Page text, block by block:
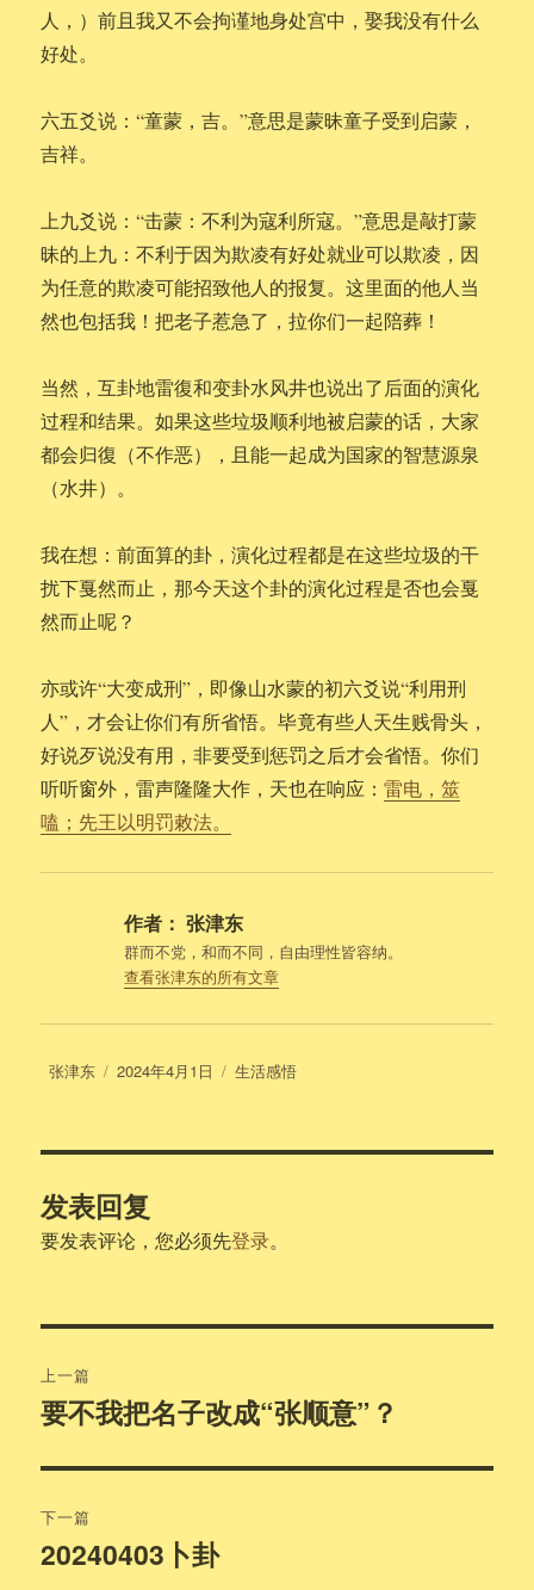
人，）前且我又不会拘谨地身处宫中，娶我没有什么
好处。
六五爻说：“童蒙，吉。”意思是蒙昧童子受到启蒙，
吉祥。
上九爻说：“击蒙：不利为寇利所寇。”意思是敲打蒙
昧的上九：不利于因为欺凌有好处就业可以欺凌，因
为任意的欺凌可能招致他人的报复。这里面的他人当
然也包括我！把老子惹急了，拉你们一起陪葬！
当然，互卦地雷復和变卦水风井也说出了后面的演化
过程和结果。如果这些垃圾顺利地被启蒙的话，大家
都会归復（不作恶），且能一起成为国家的智慧源泉
（水井）。
我在想：前面算的卦，演化过程都是在这些垃圾的干
扰下戛然而止，那今天这个卦的演化过程是否也会戛
然而止呢？
亦或许“大变成刑”，即像山水蒙的初六爻说“利用刑
人”，才会让你们有所省悟。毕竟有些人天生贱骨头，
好说歹说没有用，非要受到惩罚之后才会省悟。你们
听听窗外，雷声隆隆大作，天也在响应：雷电，筮
嗑；先王以明罚敕法。
作者： 张津东
群而不党，和而不同，自由理性皆容纳。
查看张津东的所有文章
作
张津东
发
2024年4月1日
分
生活感悟
发表回复
要发表评论，您必须先登录。
章
航
上一篇
上
文
章：
要不我把名子改成“张顺意”？
下一篇
下
20240403卜卦